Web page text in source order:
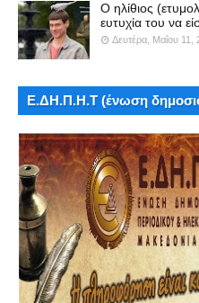
Ο ηλίθιος
ευτυχία του να
Δευτέρα, Μαΐου 11,
Ε.ΔΗ.Π.Η.Τ (ένωση